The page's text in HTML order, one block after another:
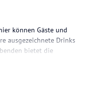
können Gäste und
ausgezeichnete Drinks
bietet die
den Tag